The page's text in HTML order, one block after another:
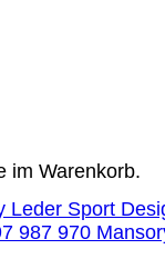
im Warenkorb.